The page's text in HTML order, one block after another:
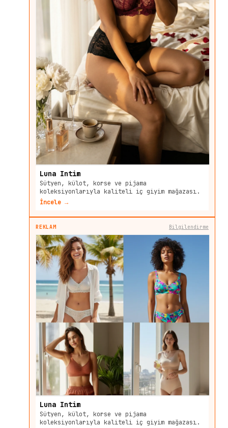
Luna Intim
Sütyen, külot, korse ve pijama
koleksiyonlarıyla kaliteli iç giyim mağazası.
İncele →
REKLAM Bilgilendirme
Luna Intim
Sütyen, külot, korse ve pijama
koleksiyonlarıyla kaliteli iç giyim mağazası.